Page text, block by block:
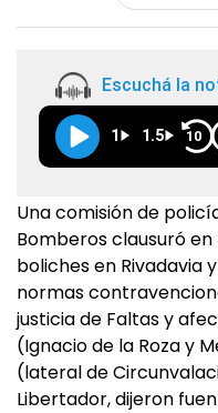
Escuchá la
1 1.5 10
Una comisión de
Bomberos clausuró
boliches en Rivadavia
normas
justicia de Faltas y
(Ignacio de la Roza y
(lateral de
Libertador, dijeron